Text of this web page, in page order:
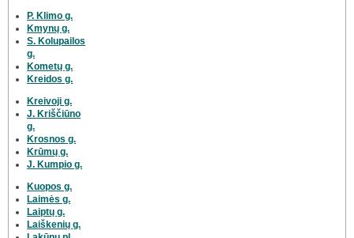
P. Klimo g.
Kmynų g.
S. Kolupailos
g.
Kometų g.
Kreidos g.
Kreivoji g.
J. Kriščiūno
g.
Krosnos g.
Krūmų g.
J. Kumpio g.
Kuopos g.
Laimės g.
Laiptų g.
Laiškenių g.